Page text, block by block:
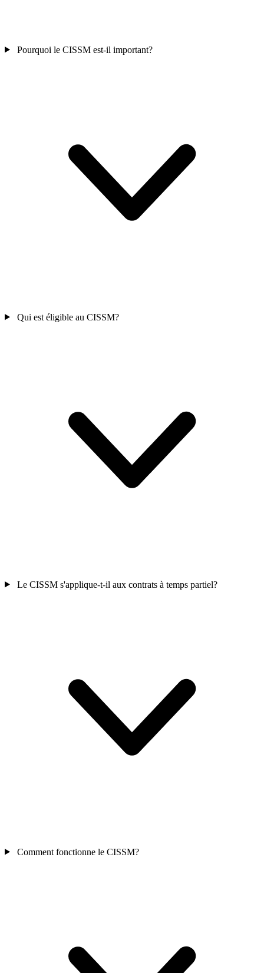
Pourquoi le CISSM est-il important?
Qui est éligible au CISSM?
Le CISSM s'applique-t-il aux contrats à temps partiel?
Comment fonctionne le CISSM?